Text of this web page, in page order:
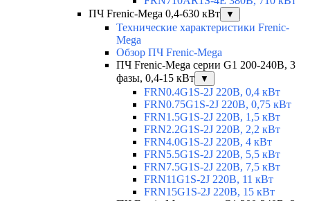
ПЧ Frenic-Mega 0,4-630 кВт
▼
Технические характеристики Frenic-
Mega
Обзор ПЧ Frenic-Mega
ПЧ Frenic-Mega серии G1 200-240В, 3
фазы, 0,4-15 кВт
▼
FRN0.4G1S-2J 220В, 0,4 кВт
FRN0.75G1S-2J 220В, 0,75 кВт
FRN1.5G1S-2J 220В, 1,5 кВт
FRN2.2G1S-2J 220В, 2,2 кВт
FRN4.0G1S-2J 220В, 4 кВт
FRN5.5G1S-2J 220В, 5,5 кВт
FRN7.5G1S-2J 220В, 7,5 кВт
FRN11G1S-2J 220В, 11 кВт
FRN15G1S-2J 220В, 15 кВт